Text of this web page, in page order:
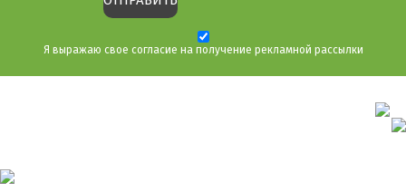
Я выражаю свое согласие на получение рекламной рассылки